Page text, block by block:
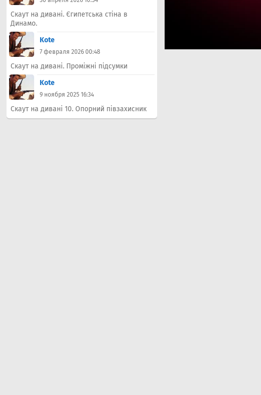
Скаут на дивані. Єгипетська стіна в
Динамо.
Kote
7 февраля 2026 00:48
Скаут на дивані. Проміжні підсумки
Kote
9 ноября 2025 16:34
Скаут на дивані 10. Опорний півзахисник